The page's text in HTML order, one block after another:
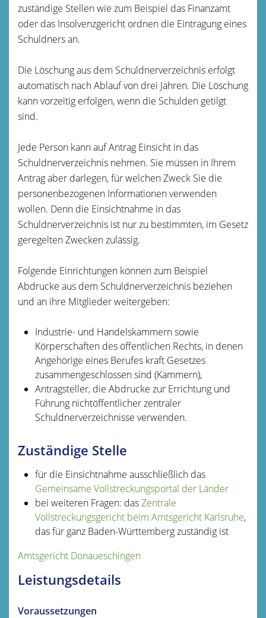
zuständige Stellen wie zum Beispiel das Finanzamt
oder das Insolvenzgericht ordnen die Eintragung eines
Schuldners an.
Die Löschung aus dem Schuldnerverzeichnis erfolgt
automatisch nach Ablauf von drei Jahren. Die Löschung
kann vorzeitig erfolgen, wenn die Schulden getilgt
sind.
Jede Person kann auf Antrag Einsicht in das
Schuldnerverzeichnis nehmen. Sie müssen in Ihrem
Antrag aber darlegen, für welchen Zweck Sie die
personenbezogenen Informationen verwenden
wollen. Denn die Einsichtnahme in das
Schuldnerverzeichnis ist nur zu bestimmten, im Gesetz
geregelten Zwecken zulässig.
Folgende Einrichtungen könnenzum Beispiel
Abdrucke aus dem Schuldnerverzeichnis beziehen
und an ihre Mitglieder weitergeben:
Industrie- und Handelskammernsowie
Körperschaften des öffentlichen Rechts, in denen
Angehörige eines Berufes kraft Gesetzes
zusammengeschlossen sind (Kammern),
Antragsteller, die Abdrucke zur Errichtung und
Führung nichtöffentlicher zentraler
Schuldnerverzeichnisse verwenden.
Zuständige Stelle
für die Einsichtnahme ausschließlich das
Gemeinsame Vollstreckungsportal der Länder
bei weiteren Fragen: dasZentrale
Vollstreckungsgericht beim Amtsgericht Karlsruhe,
das für ganz Baden-Württemberg zuständig ist
Amtsgericht Donaueschingen
Leistungsdetails
Voraussetzungen